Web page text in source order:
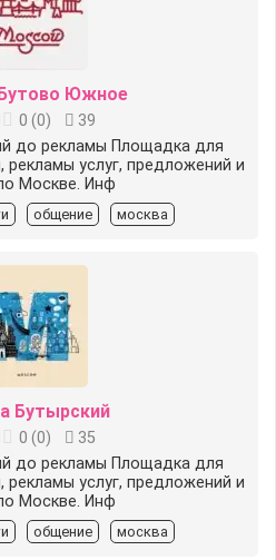
Южное
0 (0)
39
до рекламы Площадка для
услуг, предложений и
Москве. Инф
общение москва
Бутырский
0 (0)
35
до рекламы Площадка для
услуг, предложений и
Москве. Инф
общение москва